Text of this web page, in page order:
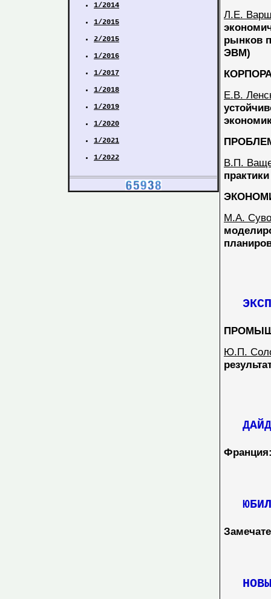
1/2014
1/2015
2/2015
1/2016
1/2017
1/2018
1/2019
1/2020
1/2021
1/2022
Л.Е.
рынков
ЭВМ)
Е.В.
В.П.
практики
М.А.
Ю.П.